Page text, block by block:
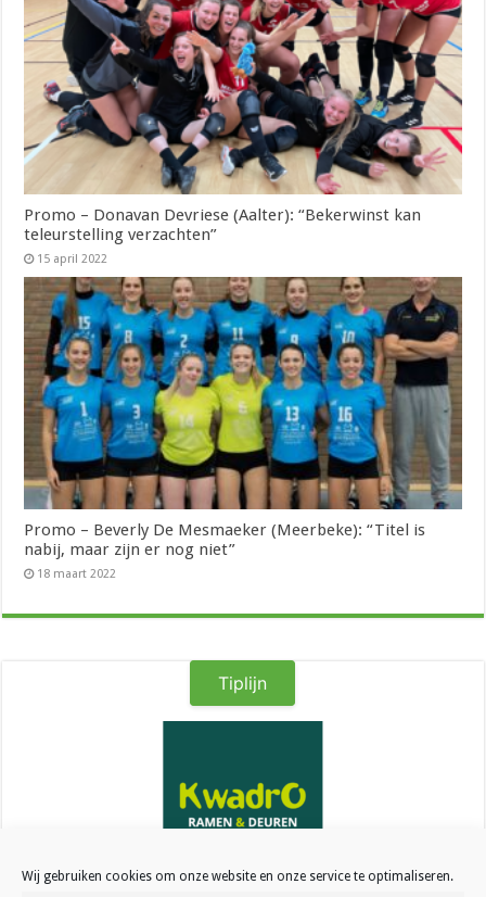
Wij gebruiken cookies om onze website en onze service te optimaliseren.
Promo – Donavan Devriese (Aalter): “Bekerwinst kan
teleurstelling verzachten”
15 april 2022
Promo – Beverly De Mesmaeker (Meerbeke): “Titel is
nabij, maar zijn er nog niet”
18 maart 2022
Tiplijn